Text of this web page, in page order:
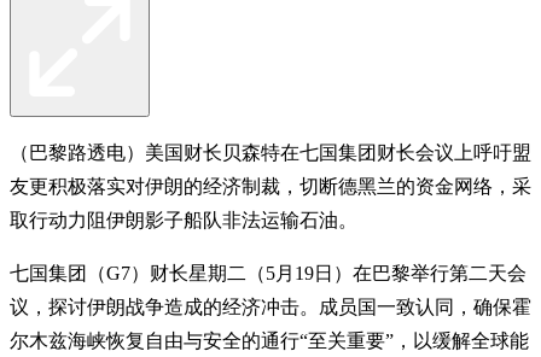
（巴黎路透电）美国财长贝森特在七国集团财长会议上呼吁盟
友更积极落实对伊朗的经济制裁，切断德黑兰的资金网络，采
取行动力阻伊朗影子船队非法运输石油。
七国集团（G7）财长星期二（5月19日）在巴黎举行第二天会
议，探讨伊朗战争造成的经济冲击。成员国一致认同，确保霍
尔木兹海峡恢复自由与安全的通行“至关重要”，以缓解全球能